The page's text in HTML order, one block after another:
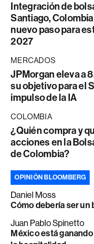
Integración de
Santiago,
nuevo paso para
2027
MERCADOS
JPMorgan eleva a
su objetivo para el
impulso de la IA
COLOMBIA
¿Quién compra y
acciones en la
de Colombia?
OPINIÓN BLOOMBERG
Daniel Moss
Cómo debería ser un
Juan Pablo Spinetto
México está